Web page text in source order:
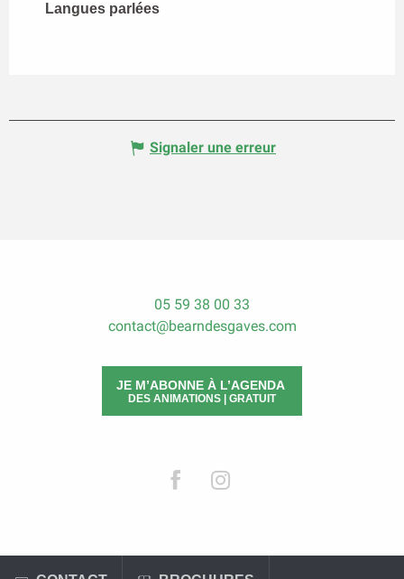
Langues parlées
Langues parlées
Signaler une erreur
05 59 38 00 33
contact@bearndesgaves.com
JE M’ABONNE À L’AGENDA
DES ANIMATIONS | GRATUIT